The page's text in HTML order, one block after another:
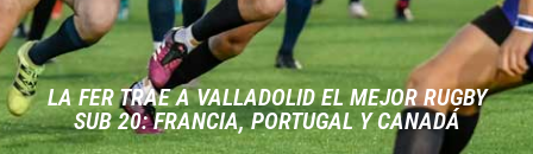
LA FER TRAE A VALLADOLID EL MEJOR RUGBY
SUB 20: FRANCIA, PORTUGAL Y CANADÁ